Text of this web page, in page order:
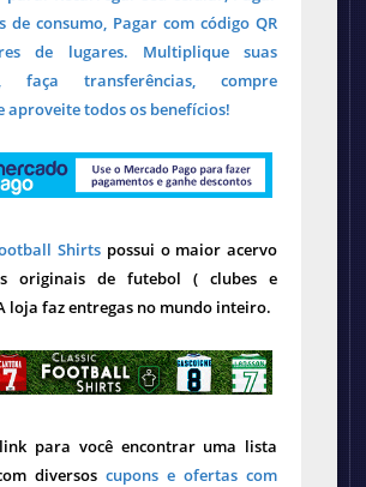
de consumo, Pagar com código QR
de lugares. Multiplique suas
faça transferências, compre
aproveite todos os benefícios!
Shirts possui o maior acervo
originais de futebol ( clubes e
loja faz entregas no mundo inteiro.
para você encontrar uma lista
diversos cupons e ofertas com